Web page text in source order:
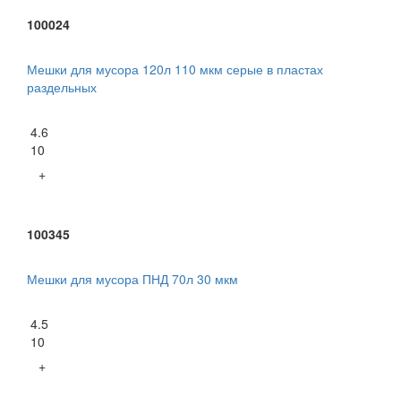
100024
Мешки для мусора 120л 110 мкм серые в пластах
раздельных
4.6
10
+
100345
Мешки для мусора ПНД 70л 30 мкм
4.5
10
+